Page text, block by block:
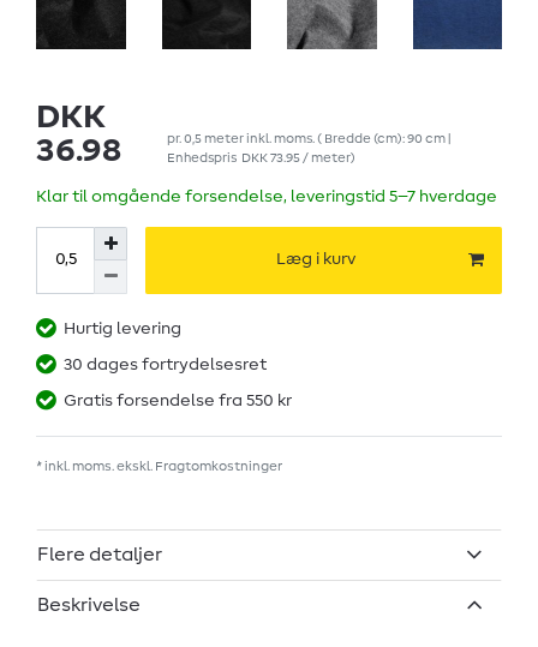
DKK
36.98
pr.0,5 meterinkl. moms. ( Bredde (cm): 90 cm |
Enhedspris DKK 73.95 / meter)
Klar til omgående forsendelse, leveringstid 5–7 hverdage
Læg i kurv
Hurtig levering
30 dages fortrydelsesret
Gratis forsendelse fra 550 kr
* inkl. moms. ekskl. Fragtomkostninger
Flere detaljer
Beskrivelse